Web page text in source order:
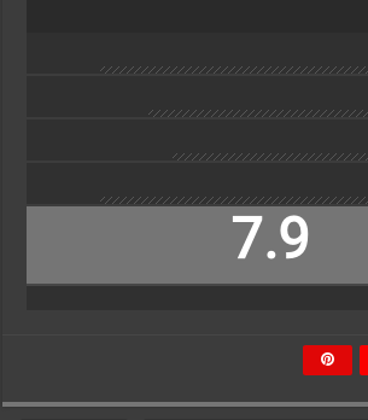
7.9